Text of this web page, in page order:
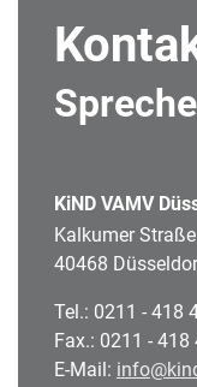
KiND VAMV
Kalkumer
40468
Tel.: 0211 - 418
Fax.: 0211 - 418
E-Mail: